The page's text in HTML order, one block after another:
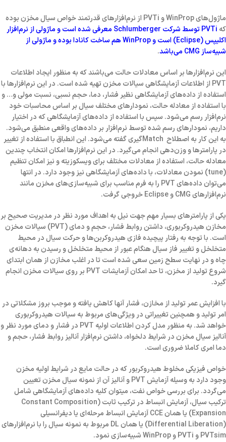
ماژول‌های WinProp و PVTi از نرم‌افزارهای قدرتمند خواص سیال مخزن بوده
که PVTi
توسط شرکت Schlumberger معرفی شده است و ماژولی از نرم‌افزار
اکلیپس (Eclipse) است وWinPropهم ساخت کانادا بوده و ماژولی از
شبیه‌ساز CMGمی‌باشد.
این نرم‌افزارها بر اساس معادلات حالت می‌باشند که به منظور ایجاد اطلاعات
PVT از اطلاعات آزمایشگاهی سیالات مخزن تهیه شده است. در این نرم‌افزارها با
استفاده از داده‌های آزمایشگاهی نظیر فشار، دما، حجم نسبی، نسبت مولی و… و
با استفاده از معادله حالت، نمودارهای مختلف سیال بر اساس محاسبات خود
نرم‌افزار رسم می‌شود. سپس با استفاده از داده‌های آزمایشگاهی که در اختیار
داریم، نمودارهای رسم شده توسط نرم‌افزار بر داده‌های واقعی منطبق می‌شود.
به این کار به اصطلاح Matchگیری گفته می‌شود. این انطباق با استفاده از تغییر
در پارامترها و وزن‌دهی انجام می‌گیرد. در این نرم‌افزارها امکان انتخاب چندین
معادله حالت، استفاده از معادلات مختلف برای ویسکوزیته و نیز امکان تنظیم
(tune) نمودن معادلات، با داده‌های آزمایشگاهی نیز وجود دارد. در انتها
می‌توان داده‌های PVT را به فرم مناسب برای شبیه‌سازی‌های مخزن مانند
نرم‌افزارهای CMG و Eclipse خروجی گرفت.
یکی از پارامترهای بسیار مهم جهت نیل به اهداف مورد نظر در مدیریت صحیح بر
مخازن هیدروکربوری، داشتن روابط فشار، حجم و دمای (PVT) سیالات مخزن
است. با توجه به رفتار پیچیده فازی هیدروکربن‌ها و حرکت سیال در محیط
متخلخل و تغییر فاز سیال هنگام عبور از محیط متخلخل و رسیدن به دهانه‌ی
چاه و در نهایت سطح زمین سعی شده است تا در اغلب مخازن از همان ابتدای
شروع تولید از مخزن، تا حد امکان آزمایشات PVT بر روی سیالات مخزن انجام
گیرد.
با افزایش عمر تولید از مخازن، فشار آنها کاهش یافته و موجب بروز مشکلاتی در
امر تولید و همچنین تغییراتی در ویژگی‌های مربوط به سیالات هیدروکربوری
خواهد شد. به منظور مدل کردن اطلاعات اولیه PVT در فشار و دمای مورد نظر و
آنالیز سیال مخزن در شرایط دلخواه، داشتن نرم‌افزار آنالیز روابط فشار، حجم و
دما امری کاملا ضروری است.
خواص فیزیکی مخلوط هیدروکربور که در حالت مایع در شرایط اولیه مخزن
وجود دارد به وسیله آزمایش PVT و آنالیز آن از نمونه سیال مخزن تعیین
می‌گردد. برای بررسی خواص نفت، میتوان کلیه داده‌های آزمایشگاهی شامل
ترکیب سیال، آزمایش انبساط در ترکیب ثابت (Constant Composition
Expansion) یا همان CCE آزمایش انبساط مرحله‌ای یا دیفرانسیلی
(Differential Liberation) یا همان DL مربوط به نمونه سیال را با نرم‌افزارهای
PVTsim و PVTi و WinProp شبیه‌سازی نمود.